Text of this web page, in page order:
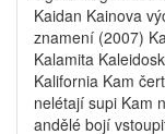
Kaidan Kainova
znamení (2007)
Kalamita
Kalifornia Kam
nelétají supi Kam
andělé bojí